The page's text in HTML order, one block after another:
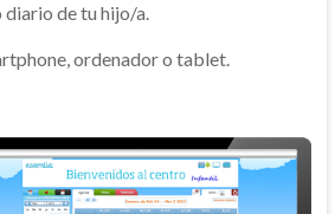
de tu hijo/a.
ordenador o tablet.